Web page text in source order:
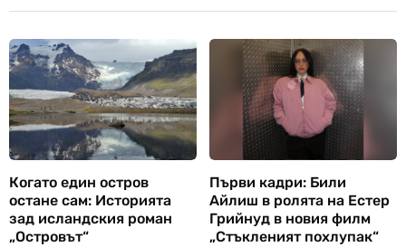
Когато един остров
остане сам: Историята
зад исландския роман
„Островът“
Първи кадри: Били
Айлиш в ролята на Естер
Грийнуд в новия филм
„Стъкленият похлупак“